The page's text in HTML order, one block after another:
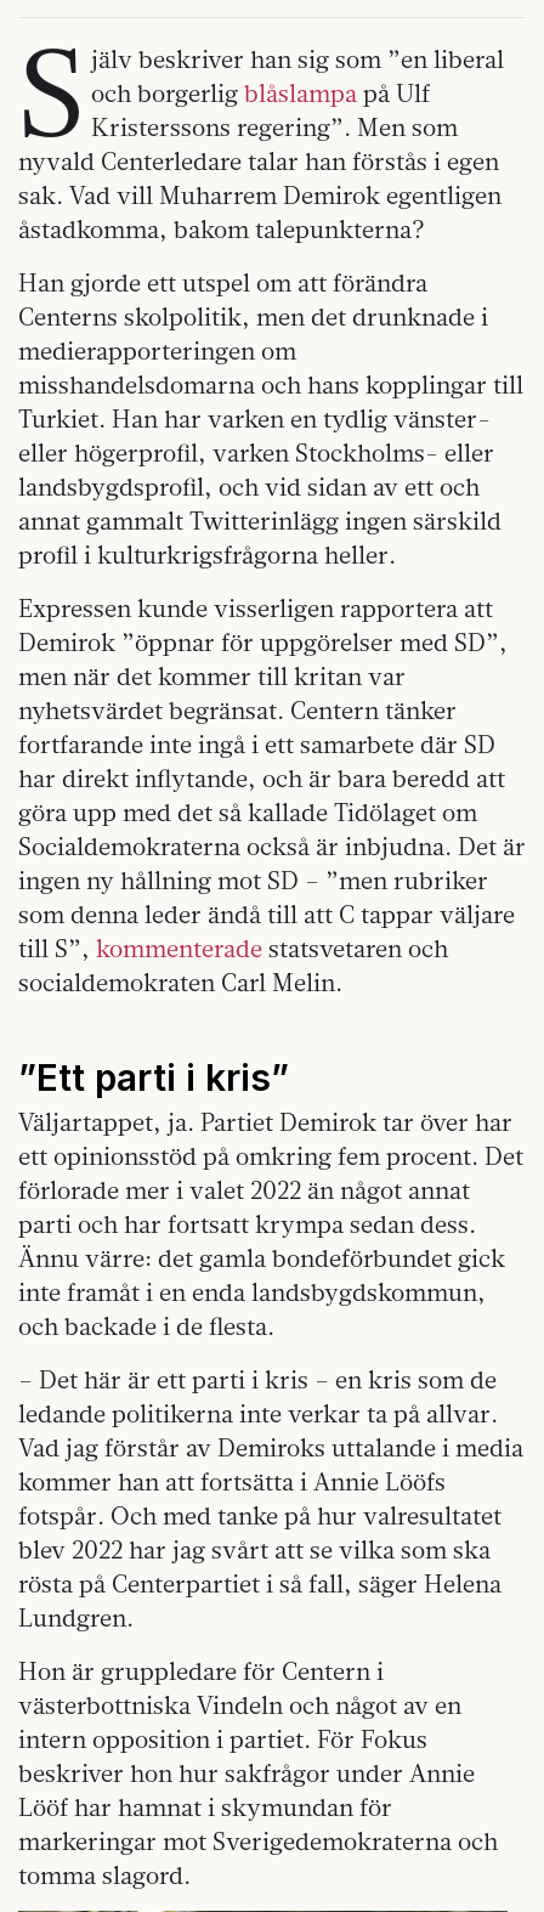
S jälv beskriver han sig som ”en liberal
och borgerligblåslampa på Ulf
Kristerssons regering”. Men som
nyvald Centerledare talar han förstås i egen
sak. Vad vill Muharrem Demirok egentligen
åstadkomma, bakom talepunkterna?
Han gjorde ett utspel om att förändra
Centerns skolpolitik, men det drunknade i
medierapporteringen om
misshandelsdomarna och hans kopplingar till
Turkiet. Han har varken en tydlig vänster-
eller högerprofil, varken Stockholms- eller
landsbygdsprofil, och vid sidan av ett och
annat gammalt Twitterinlägg ingen särskild
profil i kulturkrigsfrågorna heller.
Expressen kunde visserligen rapportera att
Demirok ”öppnar för uppgörelser med SD”,
men när det kommer till kritan var
nyhetsvärdet begränsat. Centern tänker
fortfarande inte ingå i ett samarbete där SD
har direkt inflytande, och är bara beredd att
göra upp med det så kallade Tidölaget om
Socialdemokraterna också är inbjudna. Det är
ingen ny hållning mot SD – ”men rubriker
som denna leder ändå till att C tappar väljare
till S”, kommenterade statsvetaren och
socialdemokraten Carl Melin.
”Ett parti i kris”
Väljartappet, ja. Partiet Demirok tar över har
ett opinionsstöd på omkring fem procent. Det
förlorade mer i valet 2022 än något annat
parti och har fortsatt krympa sedan dess.
Ännu värre: det gamla bondeförbundet gick
inte framåt i en enda landsbygdskommun,
och backade i de flesta.
– Det här är ett parti i kris – en kris som de
ledande politikerna inte verkar ta på allvar.
Vad jag förstår av Demiroks uttalande i media
kommer han att fortsätta i Annie Lööfs
fotspår. Och med tanke på hur valresultatet
blev 2022 har jag svårt att se vilka som ska
rösta på Centerpartiet i så fall, säger Helena
Lundgren.
Hon är gruppledare för Centern i
västerbottniska Vindeln och något av en
intern opposition i partiet. För Fokus
beskriver hon hur sakfrågor under Annie
Lööf har hamnat i skymundan för
markeringar mot Sverigedemokraterna och
tomma slagord.